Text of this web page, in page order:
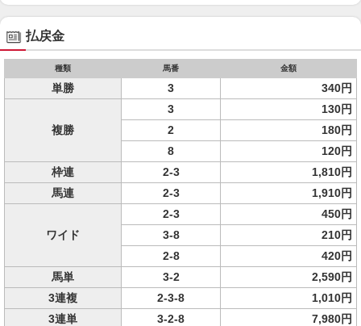
払戻金
種類 馬番 金額
単勝 3 340円
複勝
3
130円
2
180円
8
120円
枠連
2-3
1,810円
馬連
2-3 1,910円
ワイド
2-3
450円
3-8
210円
2-8
420円
馬単
3-2
2,590円
3連複
2-3-8
1,010円
3連単
3-2-8 7,980円